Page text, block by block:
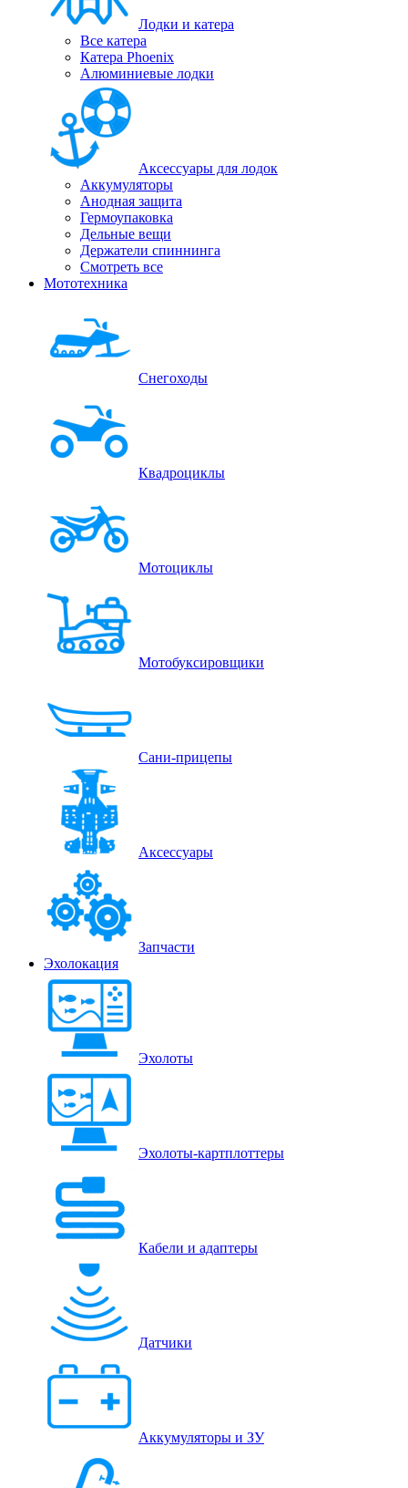
Лодки и катера
Все катера
Катера Phoenix
Алюминиевые лодки
Аксессуары для лодок
Аккумуляторы
Анодная защита
Гермоупаковка
Дельные вещи
Держатели спиннинга
Смотреть все
Мототехника
Снегоходы
Квадроциклы
Мотоциклы
Мотобуксировщики
Сани-прицепы
Аксессуары
Запчасти
Эхолокация
Эхолоты
Эхолоты-картплоттеры
Кабели и адаптеры
Датчики
Аккумуляторы и ЗУ